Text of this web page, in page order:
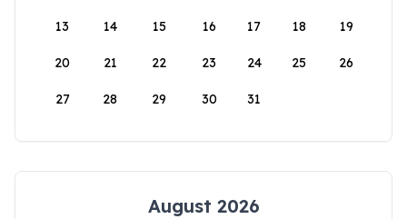
13 14 15 16 17 18 19
20 21 22 23 24 25 26
27 28 29 30 31
August 2026